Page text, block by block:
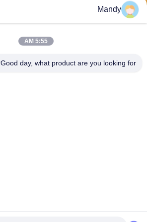
Mandy
5:55 AM
Good day, what product are you looking for?